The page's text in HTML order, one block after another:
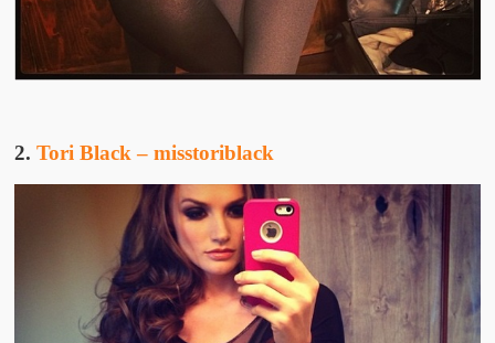
2. Tori Black – misstoriblack